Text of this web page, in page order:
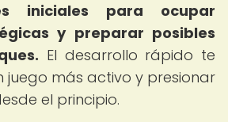
iniciales para ocupar
y preparar posibles
El desarrollo rápido te
juego más activo y presionar
el principio.